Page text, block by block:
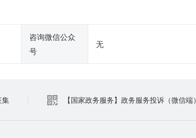
咨询微信公众
号
无
集 【国家政务服务】政务服务投诉（微信端）